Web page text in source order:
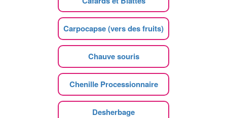
Carpocapse (vers des fruits)
Chauve souris
Chenille Processionnaire
Desherbage